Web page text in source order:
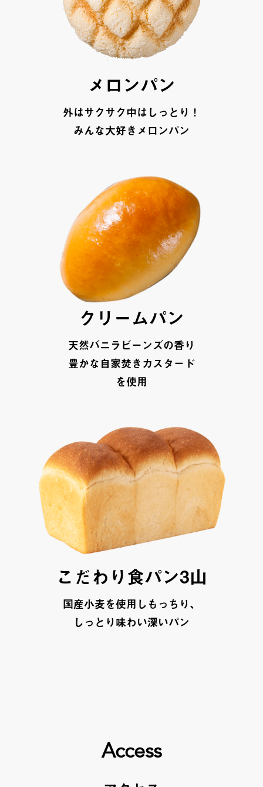
メロンパン
外はサクサク中はしっとり！
みんな大好きメロンパン
クリームパン
天然バニラビーンズの香り
豊かな自家焚きカスタード
を使用
こだわり食パン3山
国産小麦を使用しもっちり、
しっとり味わい深いパン
Access